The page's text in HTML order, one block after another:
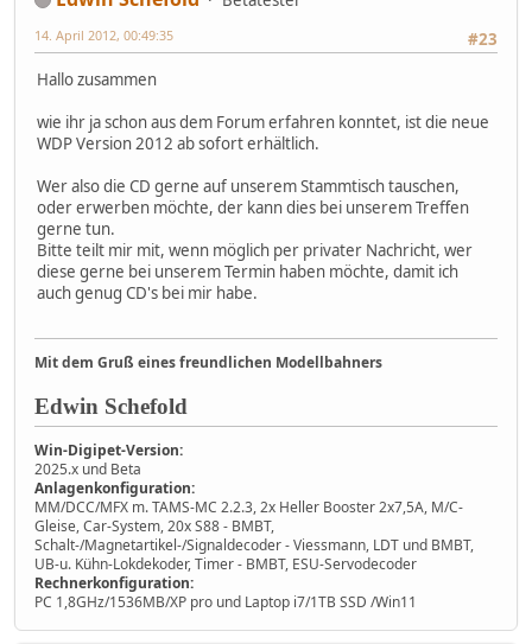
#23
14. April 2012, 00:49:35
Hallo zusammen
wie ihr ja schon aus dem Forum erfahren konntet, ist die neue
WDP Version 2012 ab sofort erhältlich.
Wer also die CD gerne auf unserem Stammtisch tauschen,
oder erwerben möchte, der kann dies bei unserem Treffen
gerne tun.
Bitte teilt mir mit, wenn möglich per privater Nachricht, wer
diese gerne bei unserem Termin haben möchte, damit ich
auch genug CD's bei mir habe.
Mit dem Gruß eines freundlichen Modellbahners
Edwin Schefold
Win-Digipet-Version:
2025.x und Beta
Anlagenkonfiguration:
MM/DCC/MFX m. TAMS-MC 2.2.3, 2x Heller Booster 2x7,5A, M/C-
Gleise, Car-System, 20x S88 - BMBT,
Schalt-/Magnetartikel-/Signaldecoder - Viessmann, LDT und BMBT,
UB-u. Kühn-Lokdekoder, Timer - BMBT, ESU-Servodecoder
Rechnerkonfiguration:
PC 1,8GHz/1536MB/XP pro und Laptop i7/1TB SSD /Win11